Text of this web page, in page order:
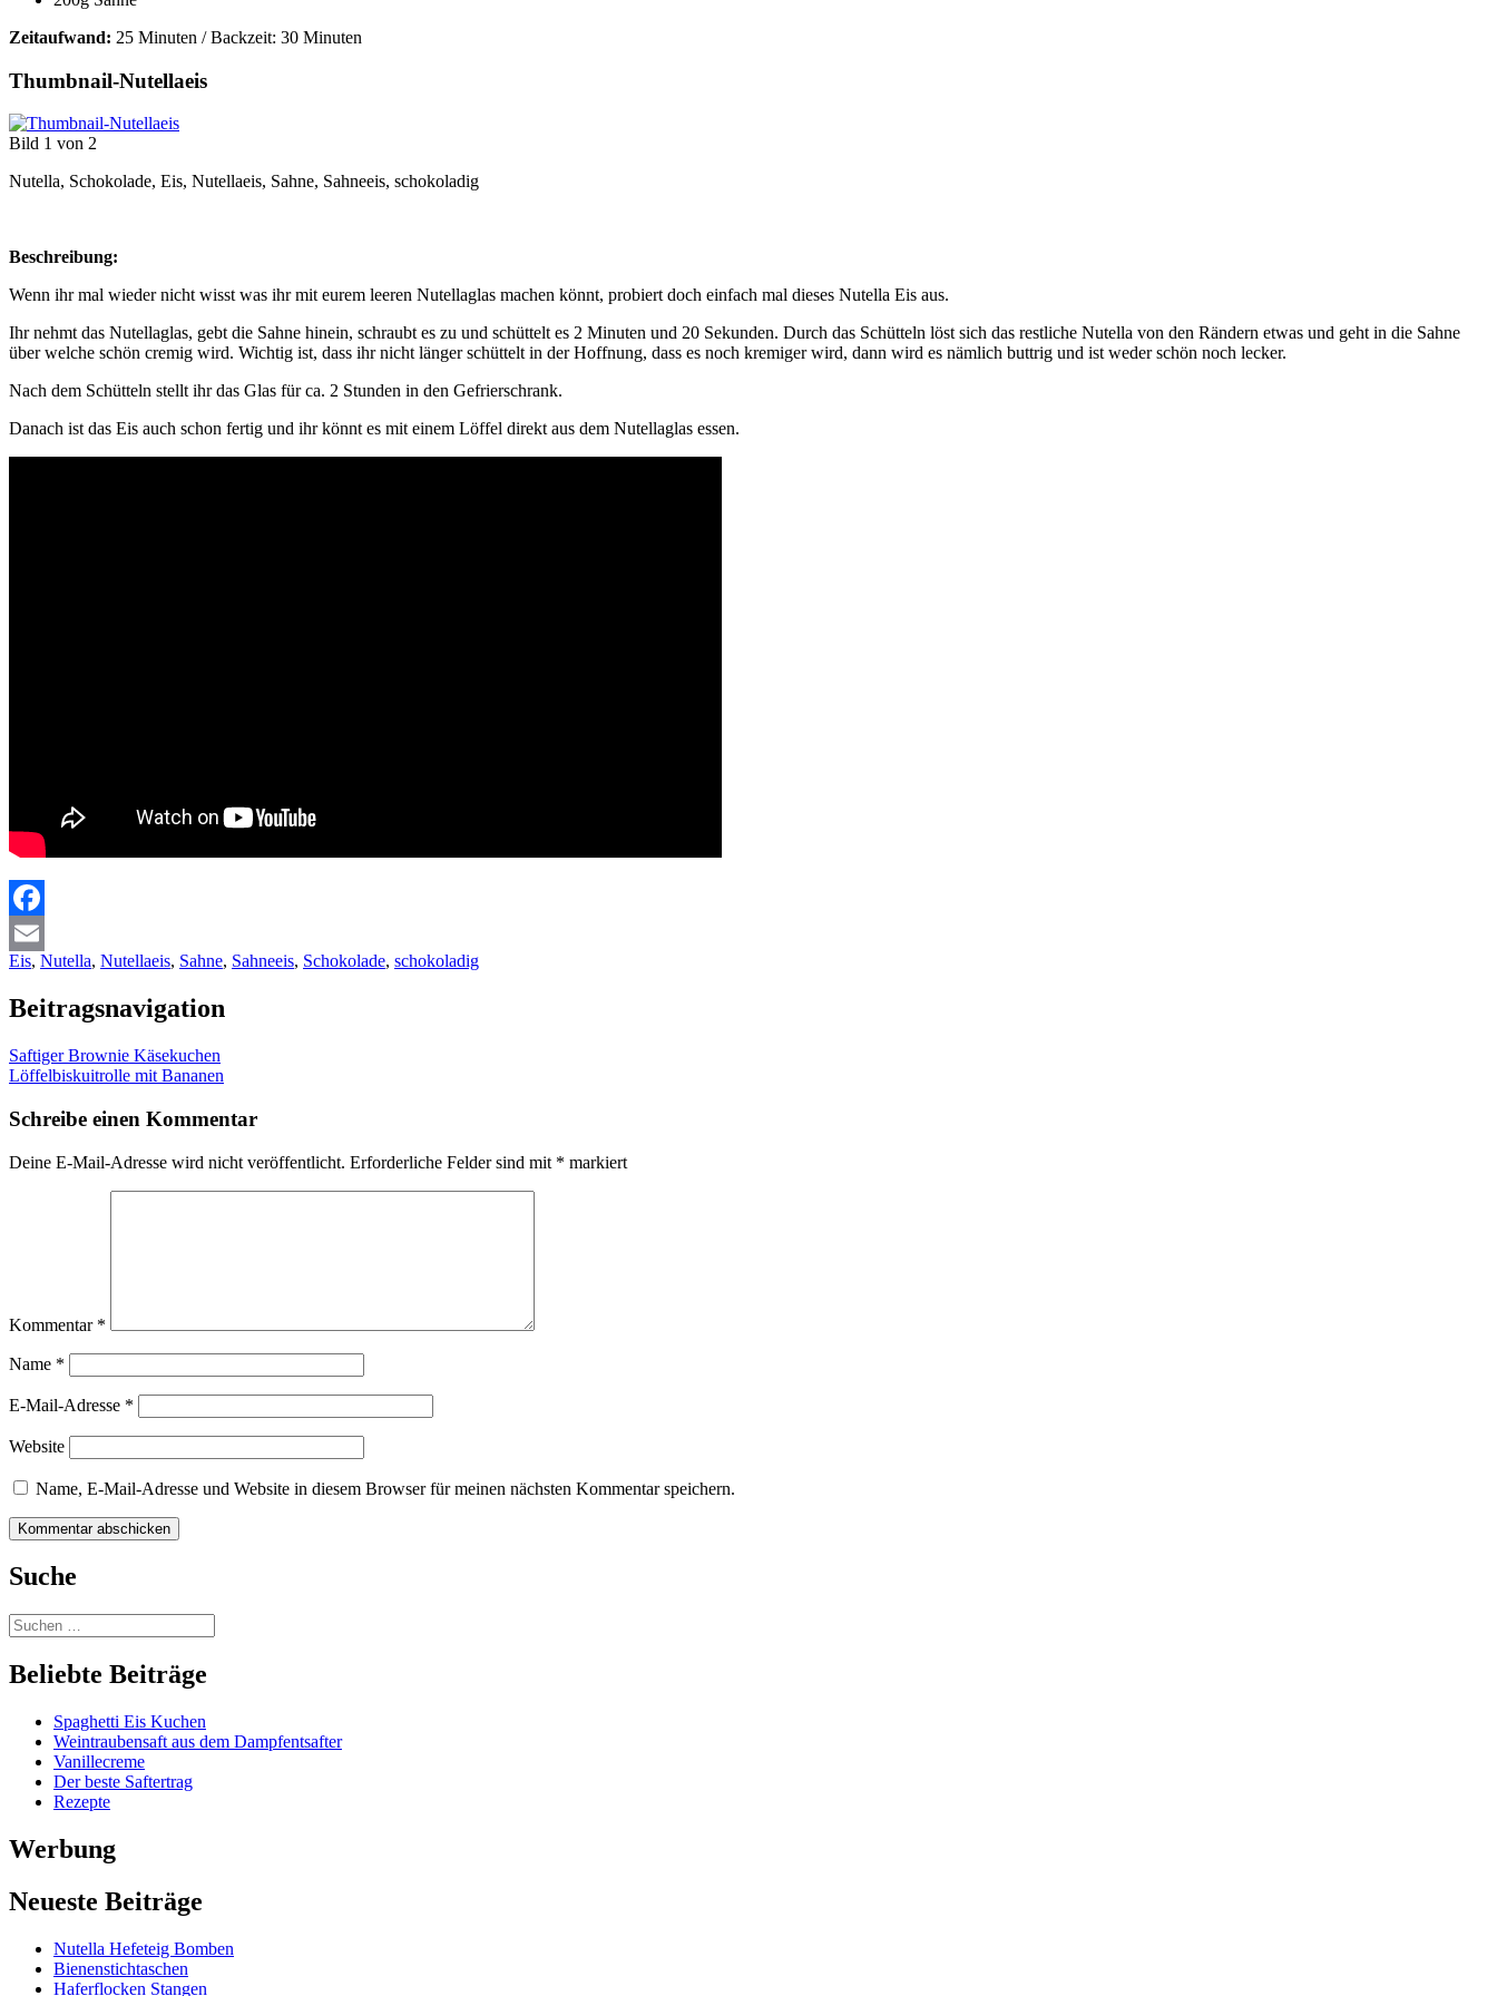
Zeitaufwand: 25 Minuten / Backzeit: 30 Minuten
Thumbnail-Nutellaeis
Bild 1 von 2
Nutella, Schokolade, Eis, Nutellaeis, Sahne, Sahneeis, schokoladig
Beschreibung:
Wenn ihr mal wieder nicht wisst was ihr mit eurem leeren Nutellaglas machen könnt, probiert doch einfach mal dieses Nutella Eis aus.
Ihr nehmt das Nutellaglas, gebt die Sahne hinein, schraubt es zu und schüttelt es 2 Minuten und 20 Sekunden. Durch das Schütteln löst sich das restliche Nutella von den Rändern etwas und geht in die Sahne
über welche schön cremig wird. Wichtig ist, dass ihr nicht länger schüttelt in der Hoffnung, dass es noch kremiger wird, dann wird es nämlich buttrig und ist weder schön noch lecker.
Nach dem Schütteln stellt ihr das Glas für ca. 2 Stunden in den Gefrierschrank.
Danach ist das Eis auch schon fertig und ihr könnt es mit einem Löffel direkt aus dem Nutellaglas essen.
Facebook
Email
Eis, Nutella, Nutellaeis, Sahne, Sahneeis, Schokolade, schokoladig
Beitragsnavigation
Saftiger Brownie Käsekuchen
Löffelbiskuitrolle mit Bananen
Schreibe einen Kommentar
Deine E-Mail-Adresse wird nicht veröffentlicht. Erforderliche Felder sind mit * markiert
Kommentar *
Name *
E-Mail-Adresse *
Website
Name, E-Mail-Adresse und Website in diesem Browser für meinen nächsten Kommentar speichern.
Suche
Beliebte Beiträge
Spaghetti Eis Kuchen
Weintraubensaft aus dem Dampfentsafter
Vanillecreme
Der beste Saftertrag
Rezepte
Werbung
Neueste Beiträge
Nutella Hefeteig Bomben
Bienenstichtaschen
Haferflocken Stangen